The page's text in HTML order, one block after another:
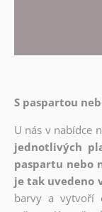
S paspartou
U nás v nabídce
jednotlivých
paspartu nebo
je tak uvedeno
barvy a vytvoří